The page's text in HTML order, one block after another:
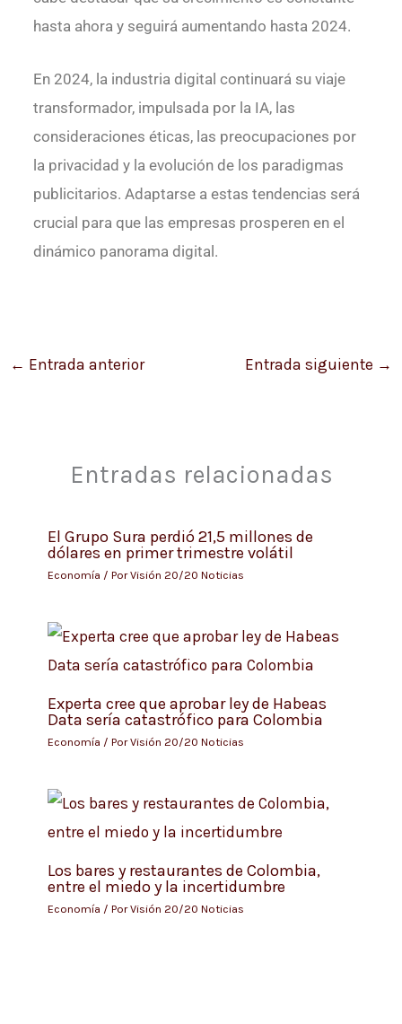
hasta ahora y seguirá aumentando hasta 2024.
En 2024, la industria digital continuará su viaje
transformador, impulsada por la IA, las
consideraciones éticas, las preocupaciones por
la privacidad y la evolución de los paradigmas
publicitarios. Adaptarse a estas tendencias será
crucial para que las empresas prosperen en el
dinámico panorama digital.
← Entrada anterior Entrada siguiente →
Entradas relacionadas
El Grupo Sura perdió 21,5 millones de
dólares en primer trimestre volátil
Economía / PorVisión 20/20 Noticias
Experta cree que aprobar ley de Habeas
Data sería catastrófico para Colombia
Economía / PorVisión 20/20 Noticias
Los bares y restaurantes de Colombia,
entre el miedo y la incertidumbre
Economía / PorVisión 20/20 Noticias